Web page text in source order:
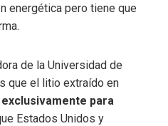
energética pero tiene que
de la Universidad de
que el litio extraído en
para
Estados Unidos y